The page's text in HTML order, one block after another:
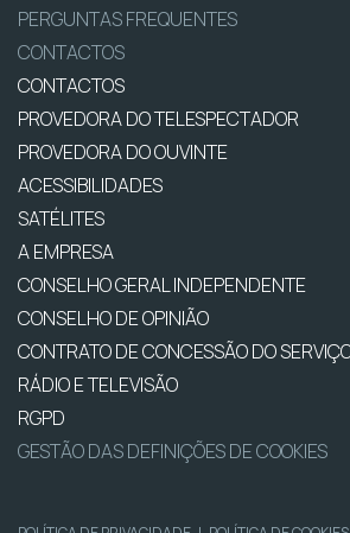
PERGUNTAS FREQUENTES
CONTACTOS
CONTACTOS
PROVEDORA DO TELESPECTADOR
PROVEDORA DO OUVINTE
ACESSIBILIDADES
SATÉLITES
A EMPRESA
CONSELHO GERAL INDEPENDENTE
CONSELHO DE OPINIÃO
CONTRATO DE CONCESSÃO DO
RÁDIO E TELEVISÃO
RGPD
GESTÃO DAS DEFINIÇÕES DE COOKIES